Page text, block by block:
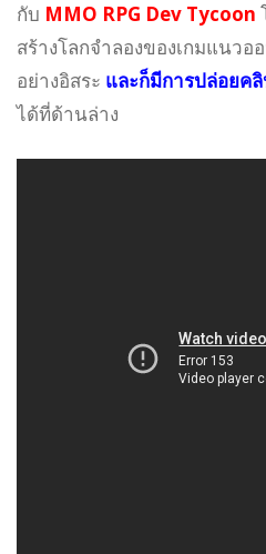
กับ MMO RPG Dev Tycoon
สร้างโลกจำลองของเกมแนว
อย่างอิสระ และก็มีการปล่อยค
ได้ที่ด้านล่าง